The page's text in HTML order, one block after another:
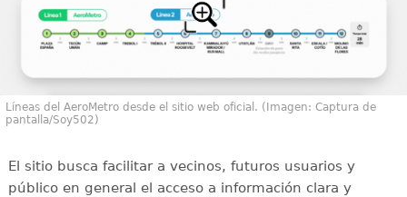
Líneas del AeroMetro desde el sitio web oficial. (Imagen: Captura de
pantalla/Soy502)
El sitio busca facilitar a vecinos, futuros usuarios y
público en general el acceso a información clara y